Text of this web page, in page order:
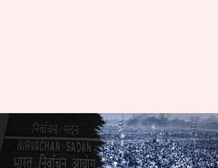
पश्चिम बंगाल: चुनाव आयोग ने
दिखाई सख्ती, शाम 7 बजे बाद रैली
और जनसभा पर रोक